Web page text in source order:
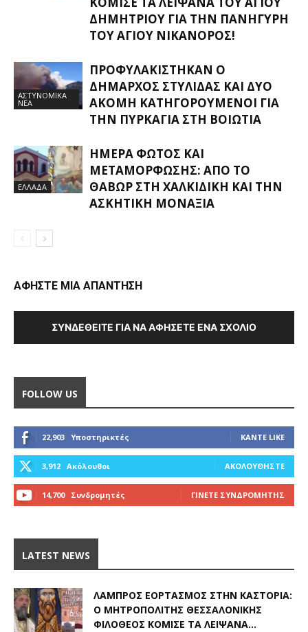
ΔΗΜΗΤΡΊΟΥ ΓΙΑ ΤΗΝ ΠΑΝΉΓΥΡΗ
ΤΟΥ ΑΓΊΟΥ ΝΙΚΆΝΟΡΟΣ!
ΑΣΤΥΝΟΜΙΚΑ
ΝΕΑ
ΠΡΟΦΥΛΑΚΊΣΤΗΚΑΝ Ο
ΔΉΜΑΡΧΟΣ ΣΤΥΛΊΔΑΣ ΚΑΙ ΔΎΟ
ΑΚΌΜΗ ΚΑΤΗΓΟΡΟΎΜΕΝΟΙ ΓΙΑ
ΤΗΝ ΠΥΡΚΑΓΙΆ ΣΤΗ ΒΟΙΩΤΊΑ
ΕΛΛΑΔΑ
ΗΜΈΡΑ ΦΩΤΌΣ ΚΑΙ
ΜΕΤΑΜΌΡΦΩΣΗΣ: ΑΠΌ ΤΟ
ΘΑΒΏΡ ΣΤΗ ΧΑΛΚΙΔΙΚΉ ΚΑΙ ΤΗΝ
ΑΣΚΗΤΙΚΉ ΜΟΝΑΞΙΆ
ΑΦΗΣΤΕ ΜΙΑ ΑΠΑΝΤΗΣΗ
ΣΥΝΔΕΘΕΊΤΕ ΓΙΑ ΝΑ ΑΦΉΣΕΤΕ ΈΝΑ ΣΧΌΛΙΟ
FOLLOW US
22,903 Υποστηρικτές ΚΆΝΤΕ LIKE
3,912 Ακόλουθοι ΑΚΟΛΟΥΘΉΣΤΕ
14,700 Συνδρομητές ΓΊΝΕΤΕ ΣΥΝΔΡΟΜΗΤΉΣ
LATEST NEWS
ΛΑΜΠΡΌΣ ΕΟΡΤΑΣΜΌΣ ΣΤΗΝ ΚΑΣΤΟΡΙΆ:
Ο ΜΗΤΡΟΠΟΛΊΤΗΣ ΘΕΣΣΑΛΟΝΊΚΗΣ
ΦΙΛΌΘΕΟΣ ΚΌΜΙΣΕ ΤΑ ΛΕΊΨΑΝΑ...